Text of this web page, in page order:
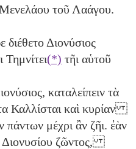
Μενελάου τοῦ Λαάγου.
διέθετο Διονύσιος
Τημνίτει(*) τῆι αὑτοῦ
καταλείπειν τὰ
Καλλίσται καὶ κυρίαν
πάντων μέχρι ἂν ζῆι. ἐὰν
Διονυσίου ζῶντος,